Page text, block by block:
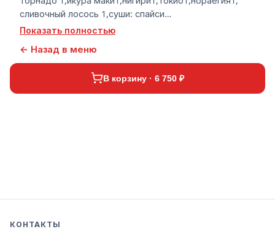
сливочный лосось 1,суши: спайси
краб(имитация)2,чука1
Показать полностью
← Назад в меню
В корзину · 6 750 ₽
КОНТАКТЫ